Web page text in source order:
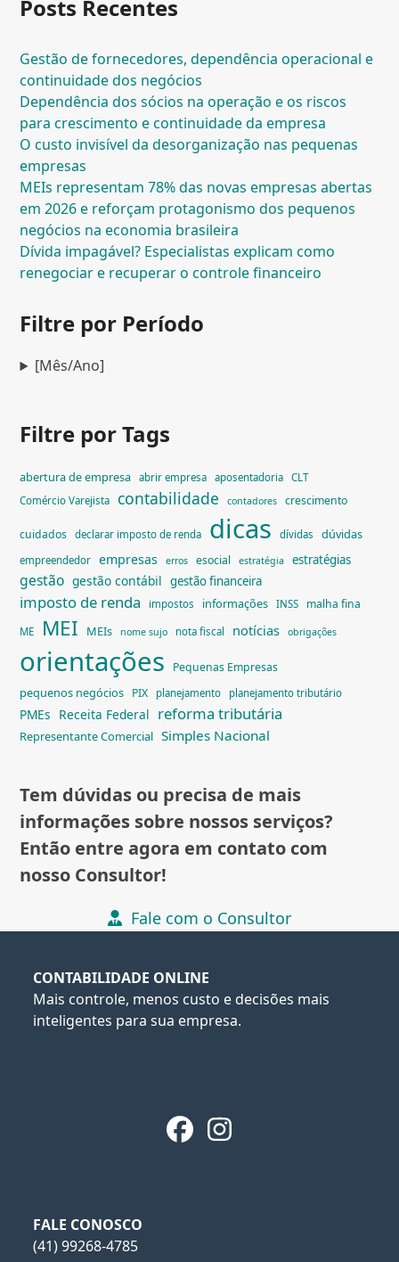
Posts Recentes
Gestão de fornecedores, dependência operacional e
continuidade dos negócios
Dependência dos sócios na operação e os riscos
para crescimento e continuidade da empresa
O custo invisível da desorganização nas pequenas
empresas
MEIs representam 78% das novas empresas abertas
em 2026 e reforçam protagonismo dos pequenos
negócios na economia brasileira
Dívida impagável? Especialistas explicam como
renegociar e recuperar o controle financeiro
Filtre por Período
[Mês/Ano]
Filtre por Tags
abertura de empresa abrir empresa aposentadoria
CLT
Comércio Varejista
contabilidade contadores crescimento
cuidados declarar imposto de renda dicas dívidas dúvidas
empreendedor empresas erros esocial estratégia estratégias
gestão gestão contábil gestão financeira
imposto de renda impostos informações INSS malha fina
ME MEI MEIs nome sujo nota fiscal notícias obrigações
orientações Pequenas Empresas
pequenos negócios PIX planejamento planejamento tributário
PMEs Receita Federal reforma tributária
Representante Comercial Simples Nacional
Tem dúvidas ou precisa de mais
informações sobre nossos serviços?
Então entre agora em contato com
nosso Consultor!
Fale com o Consultor
CONTABILIDADE ONLINE
Mais controle, menos custo e decisões mais
inteligentes para sua empresa.
Facebook
Instagram
FALE CONOSCO
(41) 99268-4785